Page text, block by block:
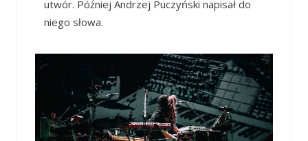
utwór. Później Andrzej Puczyński napisał do
niego słowa.